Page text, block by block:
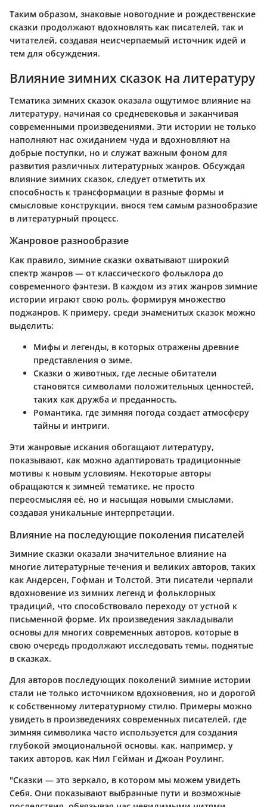
Таким образом, знаковые новогодние и рождественские
сказки продолжают вдохновлять как писателей, так и
читателей, создавая неисчерпаемый источник идей и
тем для обсуждения.
Влияние зимних сказок на литературу
Тематика зимних сказок оказала ощутимое влияние на
литературу, начиная со средневековья и заканчивая
современными произведениями. Эти истории не только
наполняют нас ожиданием чуда и вдохновляют на
добрые поступки, но и служат важным фоном для
развития различных литературных жанров. Обсуждая
влияние зимних сказок, следует отметить их
способность к трансформации в разные формы и
смысловые конструкции, внося тем самым разнообразие
в литературный процесс.
Жанровое разнообразие
Как правило, зимние сказки охватывают широкий
спектр жанров — от классического фольклора до
современного фэнтези. В каждом из этих жанров зимние
истории играют свою роль, формируя множество
поджанров. К примеру, среди знаменитых сказок можно
выделить:
Мифы и легенды, в которых отражены древние
представления о зиме.
Сказки о животных, где лесные обитатели
становятся символами положительных ценностей,
таких как дружба и преданность.
Романтика, где зимняя погода создает атмосферу
тайны и интриги.
Эти жанровые искания обогащают литературу,
показывают, как можно адаптировать традиционные
мотивы к новым условиям. Некоторые авторы
обращаются к зимней тематике, не просто
переосмысляя её, но и насыщая новыми смыслами,
создавая уникальные интерпретации.
Влияние на последующие поколения писателей
Зимние сказки оказали значительное влияние на
многие литературные течения и великих авторов, таких
как Андерсен, Гофман и Толстой. Эти писатели черпали
вдохновение из зимних легенд и фольклорных
традиций, что способствовало переходу от устной к
письменной форме. Их произведения закладывали
основы для многих современных авторов, которые в
свою очередь продолжают исследовать темы, поднятые
в сказках.
Для авторов последующих поколений зимние истории
стали не только источником вдохновения, но и дорогой
к собственному литературному стилю. Примеры можно
увидеть в произведениях современных писателей, где
зимняя символика часто используется для создания
глубокой эмоциональной основы, как, например, у
таких авторов, как Нил Гейман и Джоан Роулинг.
"Сказки — это зеркало, в котором мы можем увидеть
Себя. Они показывают выбранные пути и возможные